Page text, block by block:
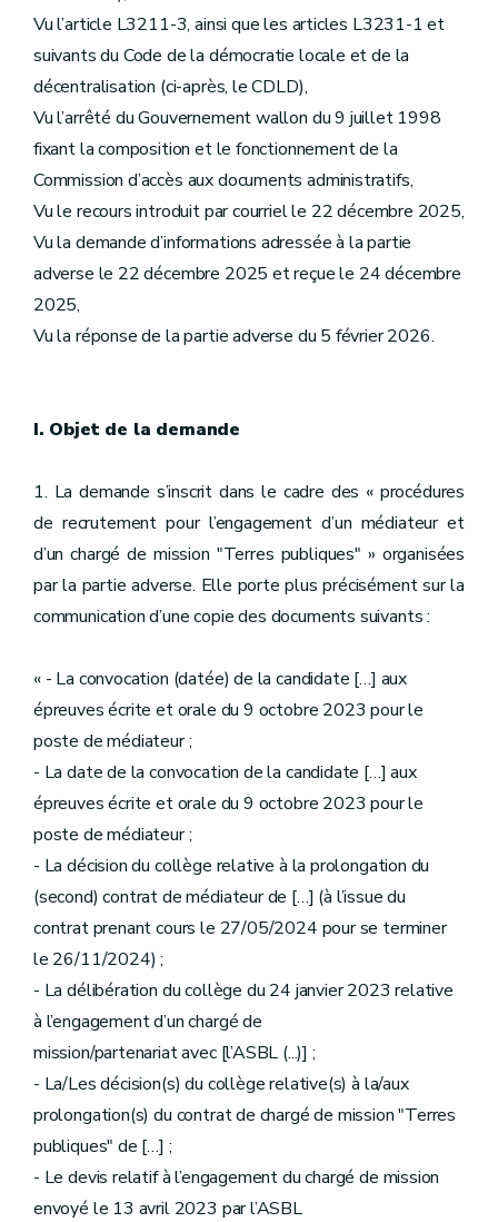
Vu l’article L3211-3, ainsi que les articles L3231-1 et
suivants du Code de la démocratie locale et de la
décentralisation (ci-après, le CDLD),
Vu l’arrêté du Gouvernement wallon du 9 juillet 1998
fixant la composition et le fonctionnement de la
Commission d’accès aux documents administratifs,
Vu le recours introduit par courriel le 22 décembre 2025,
Vu la demande d’informations adressée à la partie
adverse le 22 décembre 2025 et reçue le 24 décembre
2025,
Vu la réponse de la partie adverse du 5 février 2026.
I. Objet de la demande
1. La demande s’inscrit dans le cadre des « procédures
de recrutement pour l’engagement d’un médiateur et
d’un chargé de mission "Terres publiques" » organisées
par la partie adverse. Elle porte plus précisément sur la
communication d’une copie des documents suivants :
« - La convocation (datée) de la candidate […] aux
épreuves écrite et orale du 9 octobre 2023 pour le
poste de médiateur ;
- La date de la convocation de la candidate […] aux
épreuves écrite et orale du 9 octobre 2023 pour le
poste de médiateur ;
- La décision du collège relative à la prolongation du
(second) contrat de médiateur de […] (à l’issue du
contrat prenant cours le 27/05/2024 pour se terminer
le 26/11/2024) ;
- La délibération du collège du 24 janvier 2023 relative
à l’engagement d’un chargé de
mission/partenariat avec [l’ASBL (...)] ;
- La/Les décision(s) du collège relative(s) à la/aux
prolongation(s) du contrat de chargé de mission "Terres
publiques" de […] ;
- Le devis relatif à l’engagement du chargé de mission
envoyé le 13 avril 2023 par l’ASBL